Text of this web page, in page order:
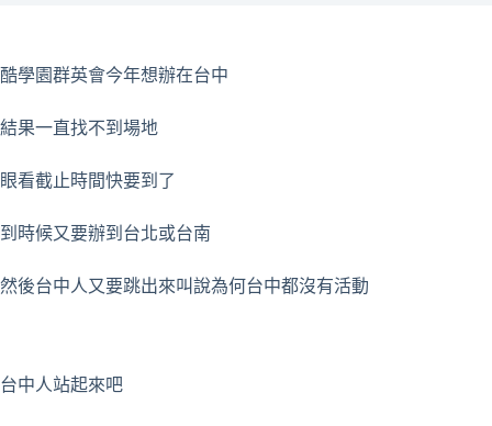
酷學園群英會今年想辦在台中
結果一直找不到場地
眼看截止時間快要到了
到時候又要辦到台北或台南
然後台中人又要跳出來叫說為何台中都沒有活動
台中人站起來吧